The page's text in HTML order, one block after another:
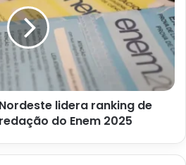
lidera ranking de
do Enem 2025